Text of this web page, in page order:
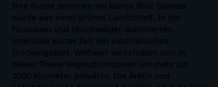
Ihre Funde zeichnen ein klares Bild: Damals
wurde aus einer grünen Landschaft, in der
Flussauen und Mischwälder dominierten,
innerhalb kurzer Zeit ein subtropisches
Trockengebiet. Weltweit verschoben sich in
dieser Phase Vegetationszonen um mehr als
1000 Kilometer polwärts. Die Arktis und